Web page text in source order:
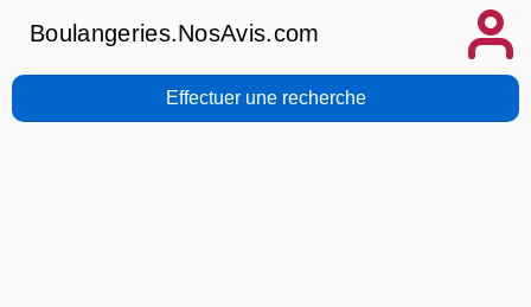
Boulangeries.NosAvis.com
Effectuer une recherche